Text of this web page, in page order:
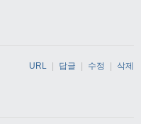
URL | 답글 | 수정 | 삭제